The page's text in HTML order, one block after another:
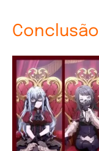
Conclusão